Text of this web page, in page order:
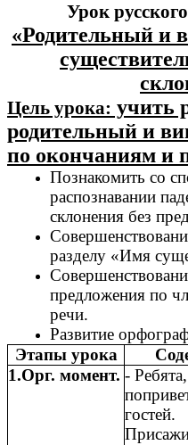
Урок
«Родительный и
Цель урока: учить
родительный и
по окончаниям и
Познакомить со
распознавании
склонения без
разделу «Имя
предложения по
речи.
Развитие
Этапы урока
1.Орг. момент. - Ребята,
гостей.